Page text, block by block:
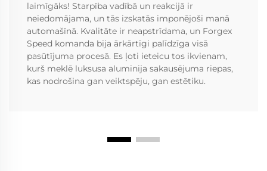
laimīgāks! Starpība vadībā un reakcijā ir
neiedomājama, un tās izskatās imponējoši manā
automašīnā. Kvalitāte ir neapstrīdama, un Forgex
Speed komanda bija ārkārtīgi palīdzīga visā
pasūtījuma procesā. Es ļoti ieteicu tos ikvienam,
kurš meklē luksusa aluminija sakausējuma riepas,
kas nodrošina gan veiktspēju, gan estētiku.